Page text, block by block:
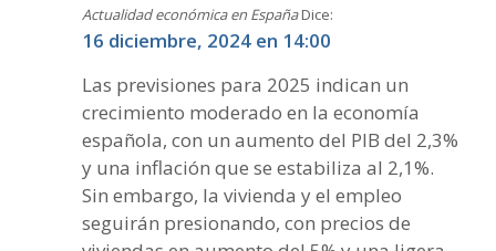
Actualidad económica en España Dice:
16 diciembre, 2024 en 14:00
Las previsiones para 2025 indican un
crecimiento moderado en la economía
española, con un aumento del PIB del 2,3%
y una inflación que se estabiliza al 2,1%.
Sin embargo, la vivienda y el empleo
seguirán presionando, con precios de